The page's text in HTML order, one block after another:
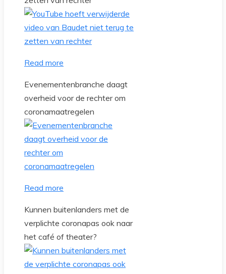
Read more
Evenementenbranche daagt
overheid voor de rechter om
coronamaatregelen
Read more
Kunnen buitenlanders met de
verplichte coronapas ook naar
het café of theater?